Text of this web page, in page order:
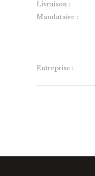
Livraison :
Mandataire :
Entreprise :